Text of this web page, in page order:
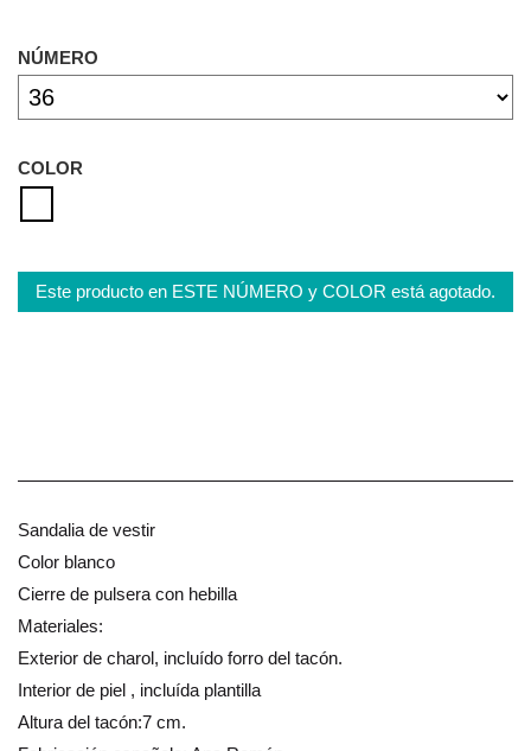
NÚMERO
COLOR
Este producto en ESTE NÚMERO y COLOR está agotado.
Sandalia de vestir
Color blanco
Cierre de pulsera con hebilla
Materiales:
Exterior de charol, incluído forro del tacón.
Interior de piel , incluída plantilla
Altura del tacón:7 cm.